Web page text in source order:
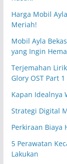
Harga Mobil
Meriah!
Mobil Ayla
yang Ingin
Terjemahan
Glory OST Part 1
Kapan Idealnya
Strategi Digital
Perkiraan Biaya
5 Perawatan
Lakukan